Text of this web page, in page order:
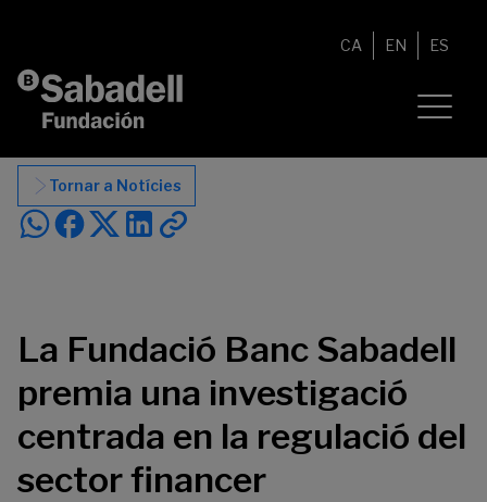
CA EN ES
Tornar a Notícies
La Fundació Banc Sabadell
premia una investigació
centrada en la regulació del
sector financer